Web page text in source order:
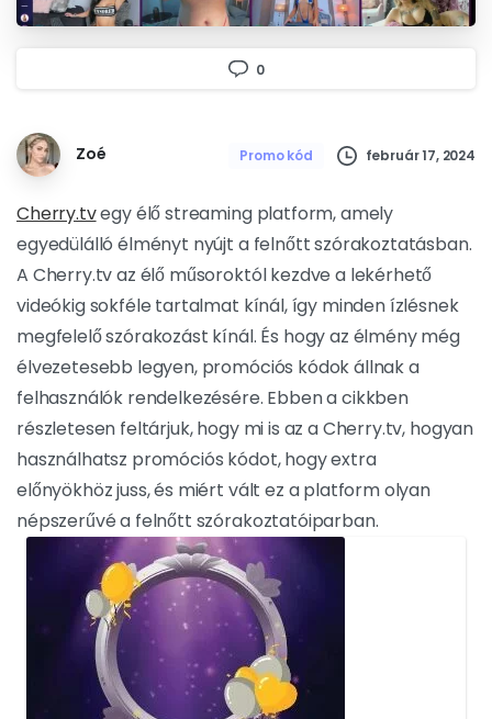
0
Zoé Promo kód február 17, 2024
Cherry.tvegy élő streaming platform, amely
egyedülálló élményt nyújt a felnőtt szórakoztatásban.
A Cherry.tv az élő műsoroktól kezdve a lekérhető
videókig sokféle tartalmat kínál, így minden ízlésnek
megfelelő szórakozást kínál. És hogy az élmény még
élvezetesebb legyen, promóciós kódok állnak a
felhasználók rendelkezésére. Ebben a cikkben
részletesen feltárjuk, hogy mi is az a Cherry.tv, hogyan
használhatsz promóciós kódot, hogy extra
előnyökhöz juss, és miért vált ez a platform olyan
népszerűvé a felnőtt szórakoztatóiparban.